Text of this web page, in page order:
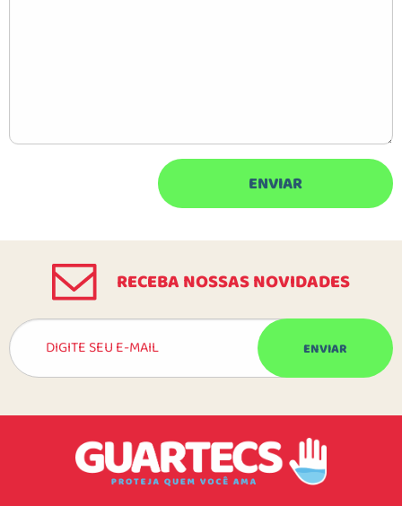
RECEBA NOSSAS NOVIDADES